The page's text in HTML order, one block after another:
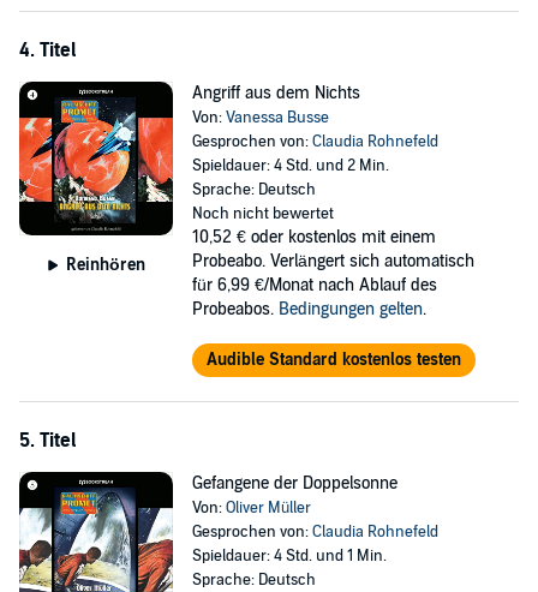
4. Titel
Reinhören
Angriff aus dem Nichts
Von:Vanessa Busse
Gesprochen von:Claudia Rohnefeld
Spieldauer: 4 Std. und 2 Min.
Sprache: Deutsch
Noch nicht bewertet
10,52 € oder kostenlos mit einem
Probeabo. Verlängert sich automatisch
für 6,99 €/Monat nach Ablauf des
Probeabos. Bedingungen gelten.
Audible Standard kostenlos testen
5. Titel
Gefangene der Doppelsonne
Von:Oliver Müller
Gesprochen von:Claudia Rohnefeld
Spieldauer: 4 Std. und 1 Min.
Sprache: Deutsch